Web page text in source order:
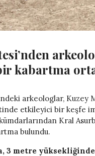
kabartma
arkeologlar, Kuzey
etkileyici bir keşfe
Kral
bulundu.
3 metre yüksekliğinde